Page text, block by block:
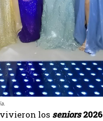
los seniors2026